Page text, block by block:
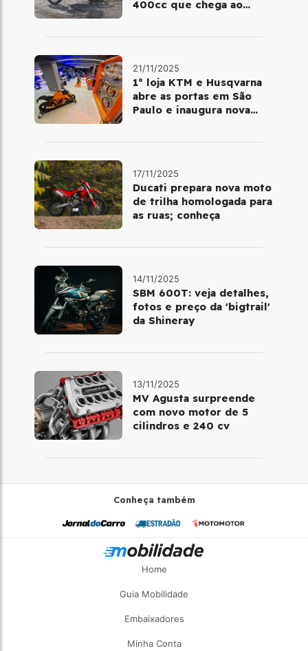
400cc que chega ao
21/11/2025
1º loja KTM e Husqvarna
abre as portas em São
Paulo e inaugura nova
17/11/2025
Ducati prepara nova moto
de trilha homologada para
as ruas; conheça
14/11/2025
SBM 600T: veja detalhes,
fotos e preço da 'bigtrail'
da Shineray
13/11/2025
MV Agusta surpreende
com novo motor de 5
cilindros e 240 cv
Conheça também
Home
Guia Mobilidade
Embaixadores
Minha Conta